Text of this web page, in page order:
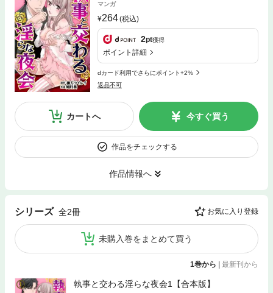
マンガ
264(税込)
2pt獲得
ポイント詳細
dカード利用でさらにポイント+2%
返品不可
カートへ 今すぐ買う
作品をチェックする
作品情報へ
シリーズ 全2冊 お気に入り登録
未購入巻をまとめて買う
1巻から | 最新刊から
執事と交わる淫らな夜会1【合本版】